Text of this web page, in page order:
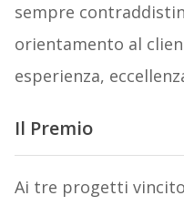
sempre
orientamento al
esperienza,
Il Premio
Ai tre progetti